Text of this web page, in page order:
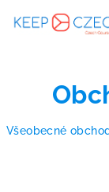
Všeobecné